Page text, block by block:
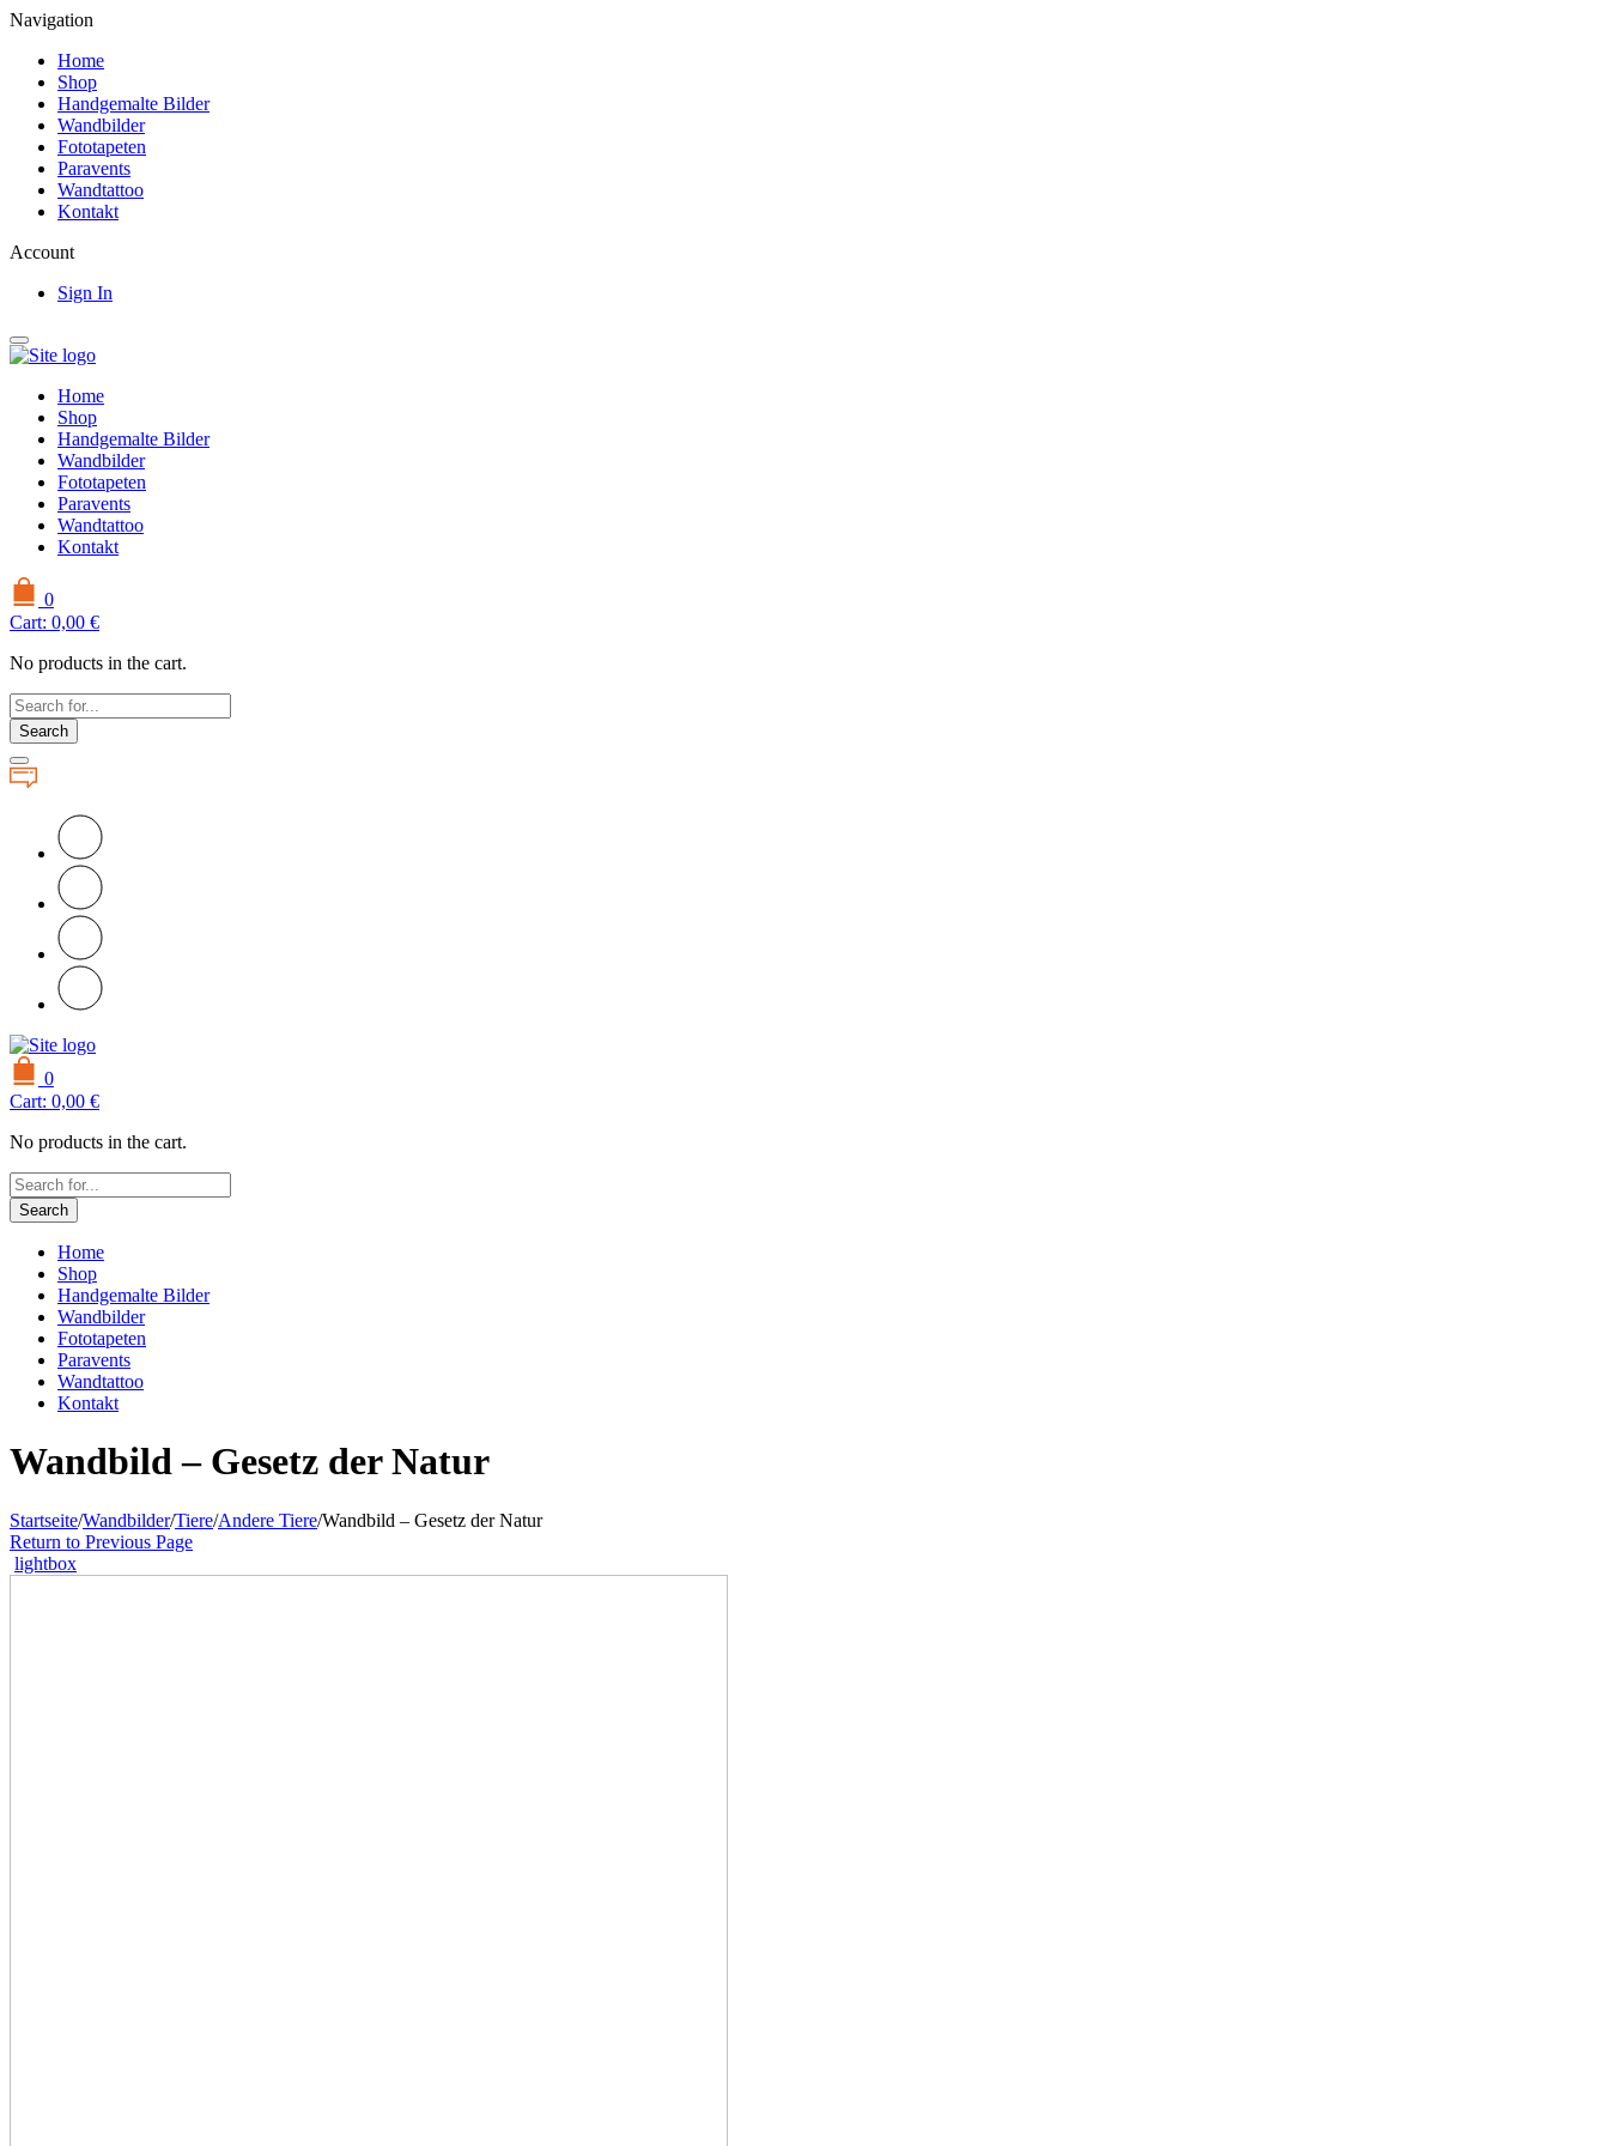
Navigation
Home
Shop
Handgemalte Bilder
Wandbilder
Fototapeten
Paravents
Wandtattoo
Kontakt
Account
Sign In
Home
Shop
Handgemalte Bilder
Wandbilder
Fototapeten
Paravents
Wandtattoo
Kontakt
0
Cart: 0,00 €
No products in the cart.
Search
0
Cart: 0,00 €
No products in the cart.
Search
Home
Shop
Handgemalte Bilder
Wandbilder
Fototapeten
Paravents
Wandtattoo
Kontakt
Wandbild – Gesetz der Natur
Startseite/Wandbilder/Tiere/Andere Tiere/Wandbild – Gesetz der Natur
Return to Previous Page
lightbox